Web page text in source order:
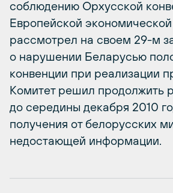
соблюдению Орхусской
Европейской
рассмотрел на своем 29-м
о нарушении Беларусью
конвенции при реализации
Комитет решил продолжить
до середины декабря 2010
получения от белорусских
недостающей информации.